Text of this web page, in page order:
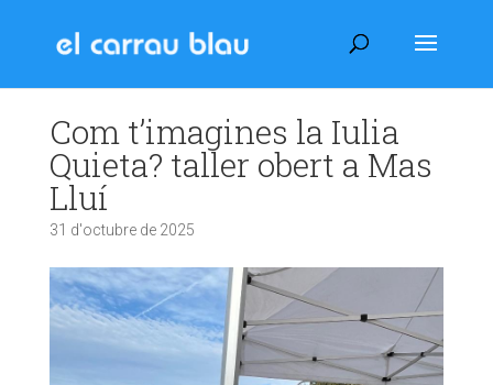
Com t’imagines la Iulia
Quieta? taller obert a Mas
Lluí
31 d'octubre de 2025